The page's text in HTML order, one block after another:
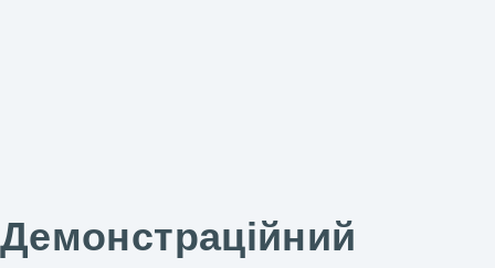
Демонстраційний